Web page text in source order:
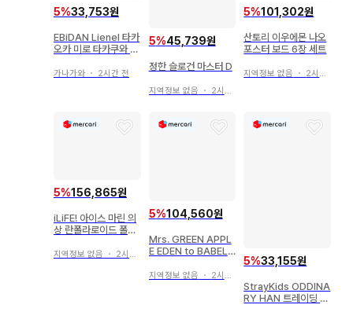
5%33,753원
EBiDAN Lienel 타카
오카 미로 타카쿠와 마
가나가와 ・ 2시간 전
5%45,739원
정한 슬로건 마스터 D
지역정보 없음 ・ 2시간 전
5%101,302원
산토리 이우에몬 나오
포스터 보드 6장 세트
지역정보 없음 ・ 2시간 전
5%156,865원
iLiFE! 아이스 마린 의
상 란폴라로이드 폴라
지역정보 없음 ・ 2시간 전
5%104,560원
Mrs. GREEN APPL
E EDEN to BABEL
지역정보 없음 ・ 2시간 전
5%33,155원
StrayKids ODDINA
RY HAN 트레이딩 카